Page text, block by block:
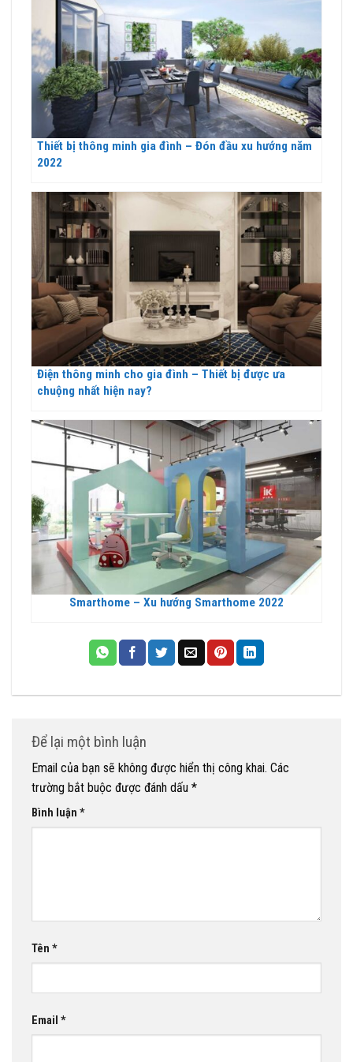
Thiết bị thông minh gia đình – Đón đầu xu hướng năm
2022
Điện thông minh cho gia đình – Thiết bị được ưa
chuộng nhất hiện nay?
Smarthome – Xu hướng Smarthome 2022
Để lại một bình luận
Email của bạn sẽ không được hiển thị công khai. Các
trường bắt buộc được đánh dấu *
Bình luận *
Tên *
Email *